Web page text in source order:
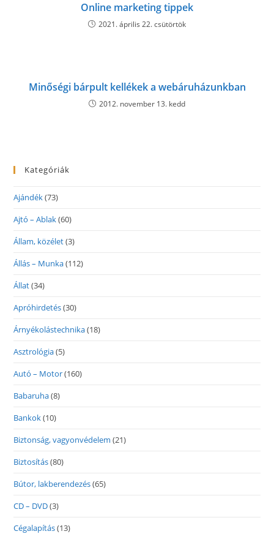
Online marketing tippek
2021. április 22. csütörtök
Minőségi bárpult kellékek a webáruházunkban
2012. november 13. kedd
Kategóriák
Ajándék(73)
Ajtó – Ablak(60)
Állam, közélet(3)
Állás – Munka(112)
Állat(34)
Apróhirdetés(30)
Árnyékolástechnika(18)
Asztrológia(5)
Autó – Motor(160)
Babaruha(8)
Bankok(10)
Biztonság, vagyonvédelem (21)
Biztosítás(80)
Bútor, lakberendezés(65)
CD – DVD(3)
Cégalapítás(13)